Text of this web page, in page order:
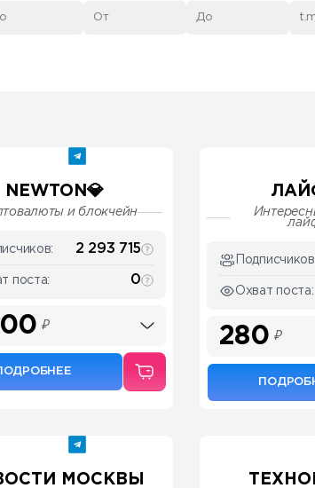
NEWTON💎
и блокчейн
2 293 715
поста: 0
₽
Охват поста:
280 ₽
МОСКВЫ